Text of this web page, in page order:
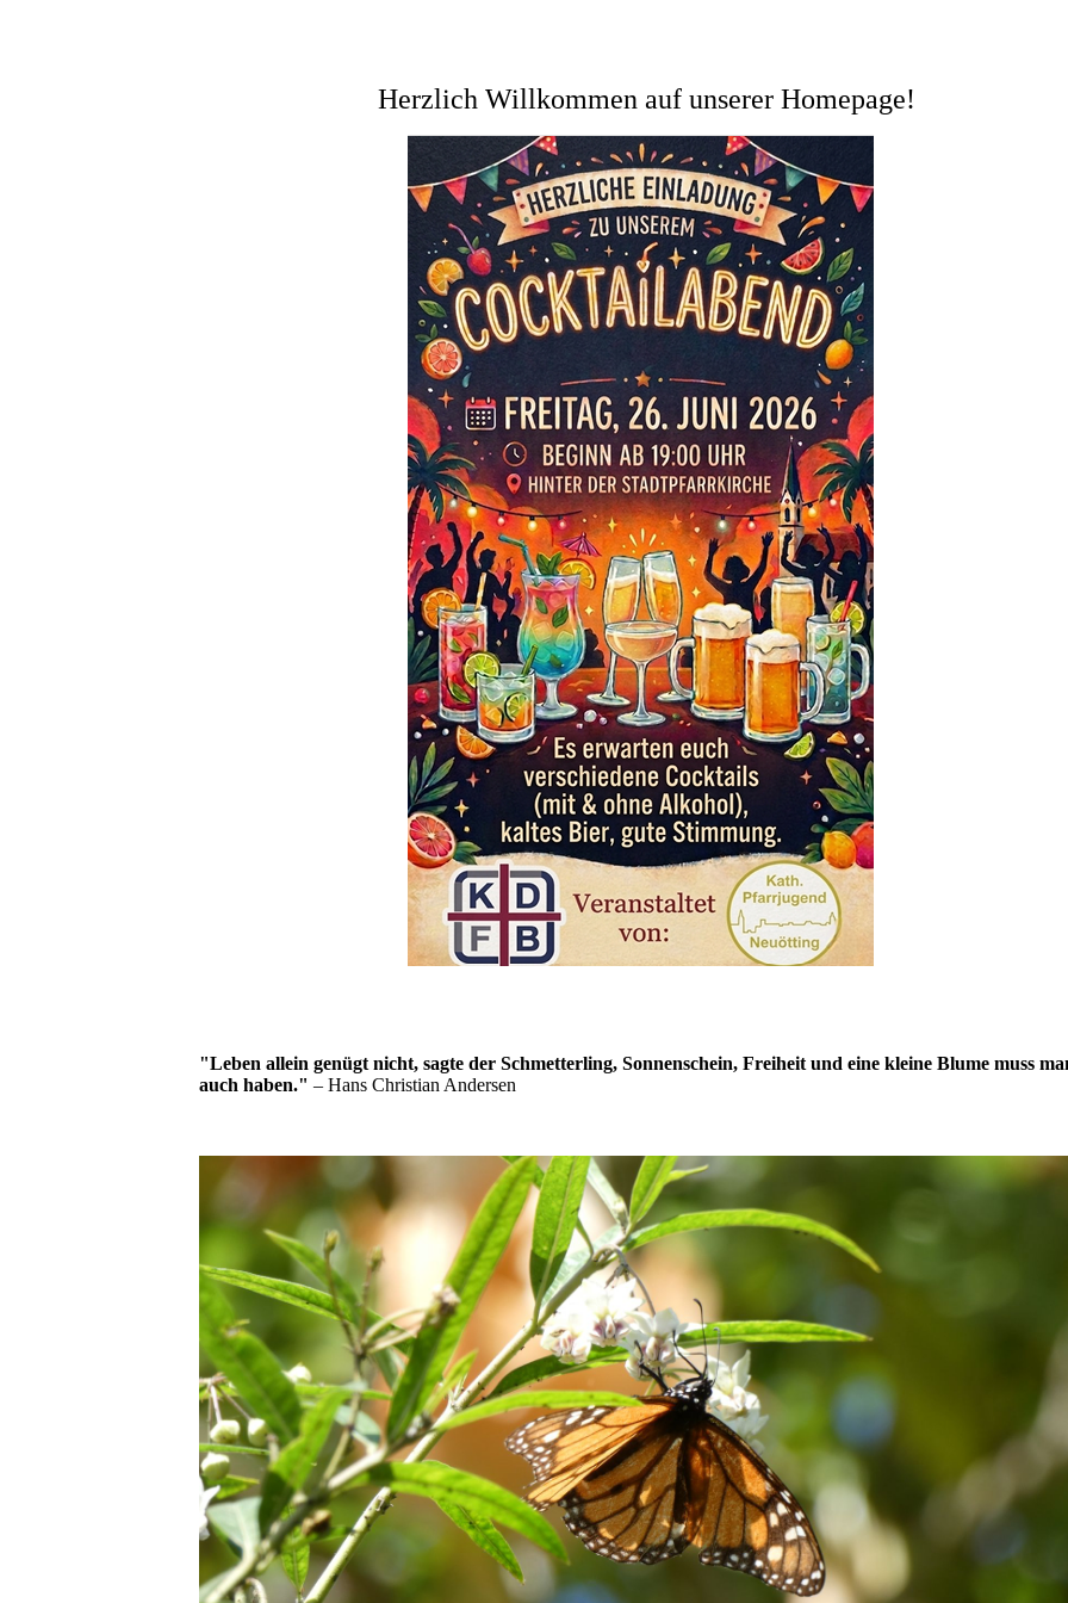
Herzlich Willkommen auf unserer Homepage!
"Leben allein genügt nicht, sagte der Schmetterling, Sonnenschein, Freiheit und eine kleine Blume muss
auch haben." – Hans Christian Andersen